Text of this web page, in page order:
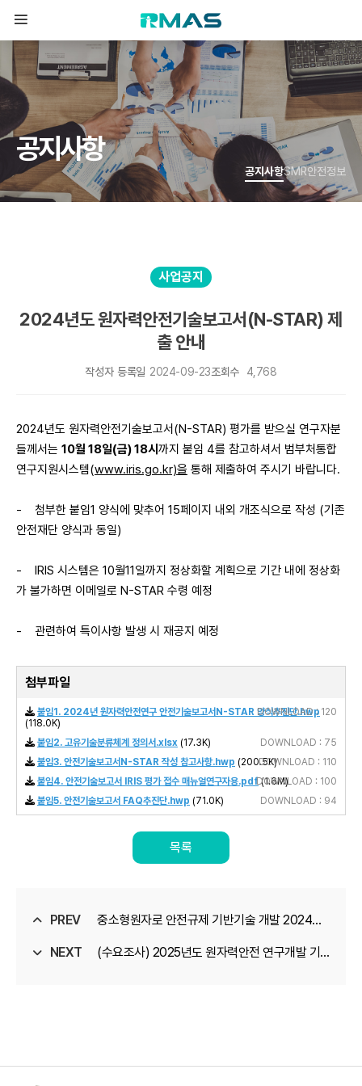
공지사항
공지사항SMR안전정보
사업공지
2024년도 원자력안전기술보고서(N-STAR) 제
출 안내
작성자 등록일 2024-09-23조회수 4,768
2024년도 원자력안전기술보고서(N-STAR) 평가를 받으실 연구자분
들께서는 10월 18일(금) 18시 까지 붙임 4를 참고하셔서 범부처통합
연구지원시스템(www.iris.go.kr)을 통해 제출하여 주시기 바랍니다.
- 첨부한 붙임1 양식에 맞추어 15페이지 내외 개조식으로 작성 (기존
안전재단 양식과 동일)
- IRIS 시스템은 10월11일까지 정상화할 계획으로 기간 내에 정상화
가 불가하면 이메일로 N-STAR 수령 예정
- 관련하여 특이사항 발생 시 재공지 예정
첨부파일
붙임1. 2024년 원자력안전연구 안전기술보고서N-STAR 양식추진단.hwp
(118.0K)
DOWNLOAD : 120
붙임2. 고유기술분류체계 정의서.xlsx (17.3K)
DOWNLOAD : 75
붙임3. 안전기술보고서N-STAR 작성 참고사항.hwp (200.5K)DOWNLOAD : 110
붙임4. 안전기술보고서 IRIS 평가 접수 매뉴얼연구자용.pdf(1.6M)
DOWNLOAD : 100
붙임5. 안전기술보고서 FAQ추진단.hwp (71.0K) DOWNLOAD : 94
목록
PREV 중소형원자로 안전규제 기반기술 개발 2024년
도 신규과제 설명회
NEXT (수요조사) 2025년도 원자력안전 연구개발 기